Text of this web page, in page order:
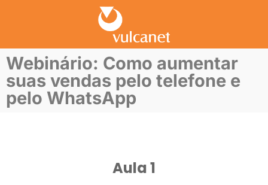
Webinário: Como aumentar
suas vendas pelo telefone e
pelo WhatsApp
Aula 1